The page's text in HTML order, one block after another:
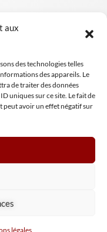
aux
des technologies telles
des appareils. Le
de traiter des données
uniques sur ce site. Le fait de
peut avoir un effet négatif sur
légales